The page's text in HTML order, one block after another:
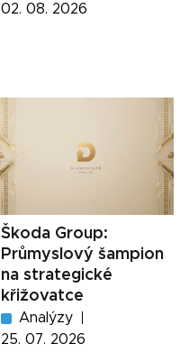
02. 08. 2026
Škoda Group:
Průmyslový šampion
na strategické
křižovatce
Analýzy
25. 07. 2026